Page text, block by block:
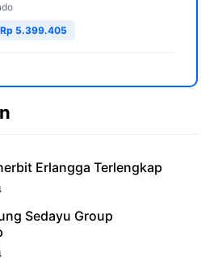
Rp 5.399.405
Erlangga Terlengkap
Sedayu Group